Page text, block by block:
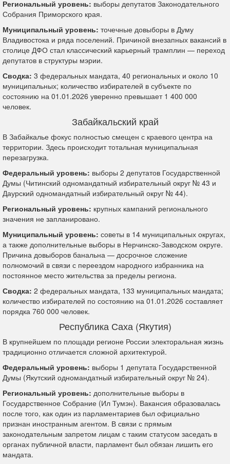
Региональный уровень: выборы депутатов Законодательного
Собрания Приморского края.
Муниципальный уровень: точечные довыборы в Думу
Владивостока и ряда поселений. Причиной внезапных вакансий в
столице ДФО стал классический карьерный трамплин — переход
депутатов в структуры мэрии.
Сводка: 3 федеральных мандата, 40 региональных и около 10
муниципальных; количество избирателей в субъекте по
состоянию на 01.01.2026 уверенно превышает 1 400 000
человек.
Забайкальский край
В Забайкалье фокус полностью смещен с краевого центра на
территории. Здесь происходит тотальная муниципальная
перезагрузка.
Федеральный уровень: выборы 2 депутатов Государственной
Думы (Читинский одномандатный избирательный округ № 43 и
Даурский одномандатный избирательный округ № 44).
Региональный уровень: крупных кампаний регионального
значения не запланировано.
Муниципальный уровень: советы в 14 муниципальных округах,
а также дополнительные выборы в Нерчинско-Заводском округе.
Причина довыборов банальна — досрочное сложение
полномочий в связи с переездом народного избранника на
постоянное место жительства за пределы региона.
Сводка: 2 федеральных мандата, 133 муниципальных мандата;
количество избирателей по состоянию на 01.01.2026 составляет
порядка 760 000 человек.
Республика Саха (Якутия)
В крупнейшем по площади регионе России электоральная жизнь
традиционно отличается сложной архитектурой.
Федеральный уровень: выборы 1 депутата Государственной
Думы (Якутский одномандатный избирательный округ № 24).
Региональный уровень: дополнительные выборы в
Государственное Собрание (Ил Тумэн). Вакансия образовалась
после того, как один из парламентариев был официально
признан иностранным агентом. В связи с прямым
законодательным запретом лицам с таким статусом заседать в
органах публичной власти, парламент был обязан лишить его
мандата.